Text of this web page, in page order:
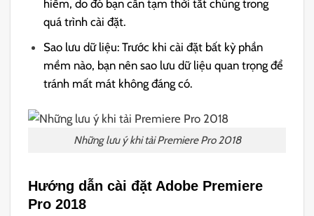
hiểm, do đó bạn cần tạm thời tắt chúng trong
quá trình cài đặt.
Sao lưu dữ liệu: Trước khi cài đặt bất kỳ phần
mềm nào, bạn nên sao lưu dữ liệu quan trọng để
tránh mất mát không đáng có.
Những lưu ý khi tải Premiere Pro 2018
Hướng dẫn cài đặt Adobe Premiere
Pro 2018